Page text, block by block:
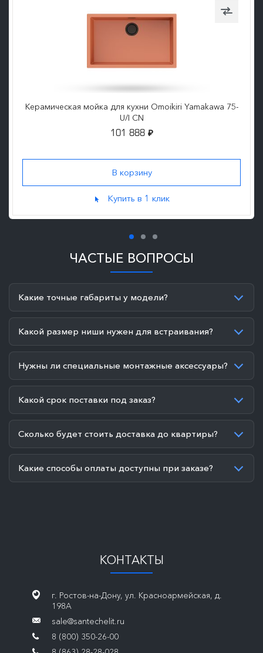
Керамическая мойка для кухни Omoikiri Yamakawa 75-
U/I CN
101 888 ₽
Купить в 1 клик
ЧАСТЫЕ ВОПРОСЫ
Какие точные габариты у модели?
Какой размер ниши нужен для встраивания?
Нужны ли специальные монтажные аксессуары?
Какой срок поставки под заказ?
Сколько будет стоить доставка до квартиры?
Какие способы оплаты доступны при заказе?
КОНТАКТЫ
г. Ростов-на-Дону, ул. Красноармейская, д.
198А
sale@santechelit.ru
8 (800) 350-26-00